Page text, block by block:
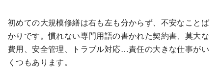
初めての大規模修繕は右も左も分からず、不安なことば
かりです。慣れない専門用語の書かれた契約書、莫大な
費用、安全管理、トラブル対応…責任の大きな仕事がい
くつもあります。